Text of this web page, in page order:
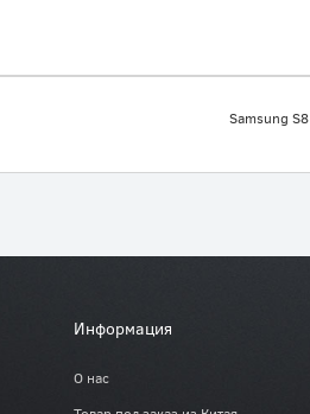
Samsung S8
Информация
О нас